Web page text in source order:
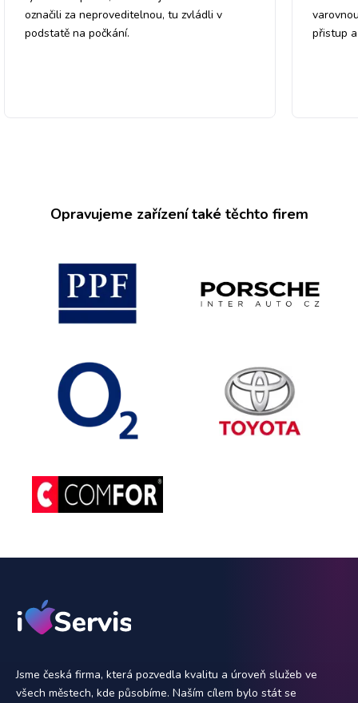
označili za neproveditelnou, tu zvládli v
podstatě na počkání.
přistup
Opravujeme zařízení také těchto firem
Jsme česká firma, která pozvedla kvalitu a úroveň služeb ve
všech městech, kde působíme. Naším cílem bylo stát se